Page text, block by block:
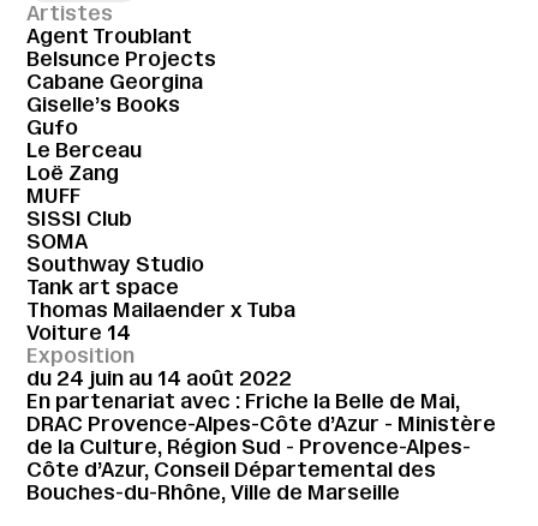
Artistes
Agent Troublant
Belsunce Projects
Cabane Georgina
Giselle’s Books
Gufo
Le Berceau
Loë Zang
MUFF
SISSI Club
SOMA
Southway Studio
Tank art space
Thomas Mailaender x Tuba
Voiture 14
Exposition
du 24 juin au 14 août 2022
En partenariat avec : Friche la Belle de Mai,
DRAC Provence-Alpes-Côte d’Azur - Ministère
de la Culture, Région Sud - Provence-Alpes-
Côte d’Azur, Conseil Départemental des
Bouches-du-Rhône, Ville de Marseille